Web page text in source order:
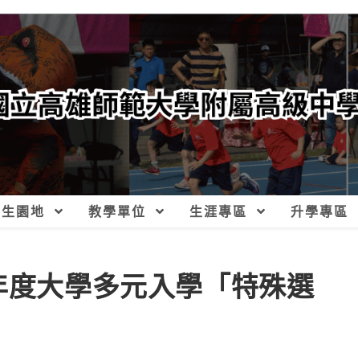
園地 教學單位 生涯專區 升學專區
大學多元入學「特殊選